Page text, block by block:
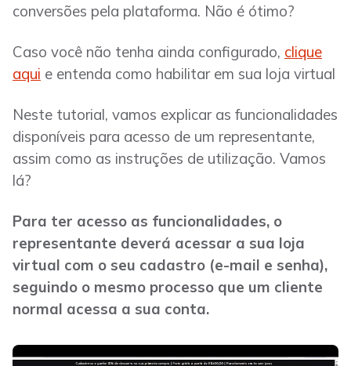
conversões pela plataforma. Não é ótimo?
Caso você não tenha ainda configurado, clique
aqui e entenda como habilitar em sua loja virtual
Neste tutorial, vamos explicar as funcionalidades
disponíveis para acesso de um representante,
assim como as instruções de utilização. Vamos
lá?
Para ter acesso as funcionalidades, o
representante deverá acessar a sua loja
virtual com o seu cadastro (e-mail e senha),
seguindo o mesmo processo que um cliente
normal acessa a sua conta.